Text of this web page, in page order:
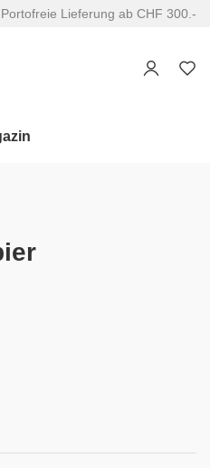
Portofreie Lieferung ab CHF 300.-